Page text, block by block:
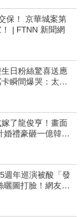
保！ 京華城案第
| FTNN 新聞網
日粉絲驚喜送應
瞬間爆哭：太感
了龍俊亨！畫面
婚禮豪砸一億韓
新聞網
週年巡演被酸「發
圖打臉！網友：
新聞網